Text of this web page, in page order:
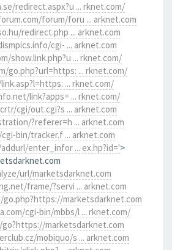
redirect.aspx?u ... rknet.com/
forum/foru ... arknet.com
redirect.php ... arknet.com
cgi- ... arknet.com
show.link.php?u ... rknet.com/
go.php?url=https: ... rknet.com/
... rknet.com/
link?apps= ... rknet.com/
cgi/out.cgi?s ... arknet.com
?referer=h ... arknet.com
bin/tracker.f ... arknet.com
enter_infor ... ex.hp?id='>
url/marketsdarknet.com
frame/?servi ... arknet.com
marketsdarknet.com
cgi-bin/mbbs/l ... rknet.com/
marketsdarknet.com
mobiquo/s ... arknet.com